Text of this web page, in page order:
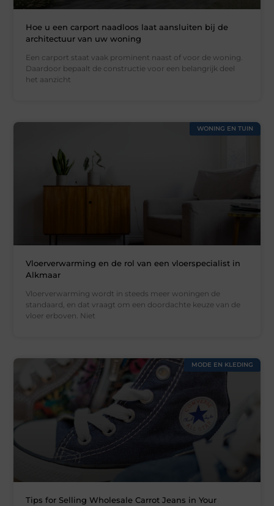
Hoe u een carport naadloos laat aansluiten bij de
architectuur van uw woning
Een carport staat vaak prominent naast of voor de woning.
Daardoor bepaalt de constructie voor een belangrijk deel
het aanzicht
WONING EN TUIN
Vloerverwarming en de rol van een vloerspecialist in
Alkmaar
Vloerverwarming wordt in steeds meer woningen de
standaard, en dat vraagt om een doordachte keuze van de
vloer erboven. Niet
MODE EN KLEDING
Tips for Selling Wholesale Carrot Jeans in Your